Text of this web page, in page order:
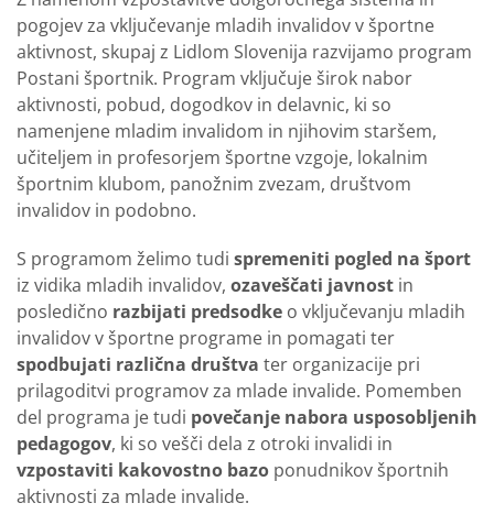
pogojev za vključevanje mladih invalidov v športne
aktivnost, skupaj z Lidlom Slovenija razvijamo program
Postani športnik. Program vključuje širok nabor
aktivnosti, pobud, dogodkov in delavnic, ki so
namenjene mladim invalidom in njihovim staršem,
učiteljem in profesorjem športne vzgoje, lokalnim
športnim klubom, panožnim zvezam, društvom
invalidov in podobno.
S programom želimo tudi spremeniti pogled na šport
iz vidika mladih invalidov, ozaveščati javnostin
posledično razbijati predsodkeo vključevanju mladih
invalidov v športne programe in pomagati ter
spodbujati različna društva ter organizacije pri
prilagoditvi programov za mlade invalide. Pomemben
del programa je tudi povečanje nabora usposobljenih
pedagogov, ki so vešči dela z otroki invalidi in
vzpostaviti kakovostno bazoponudnikov športnih
aktivnosti za mlade invalide.